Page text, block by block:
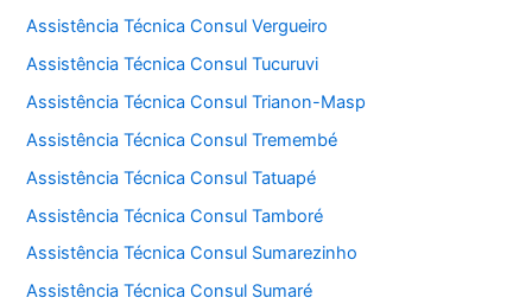
Assistência Técnica Consul Vergueiro
Assistência Técnica Consul Tucuruvi
Assistência Técnica Consul Trianon-Masp
Assistência Técnica Consul Tremembé
Assistência Técnica Consul Tatuapé
Assistência Técnica Consul Tamboré
Assistência Técnica Consul Sumarezinho
Assistência Técnica Consul Sumaré